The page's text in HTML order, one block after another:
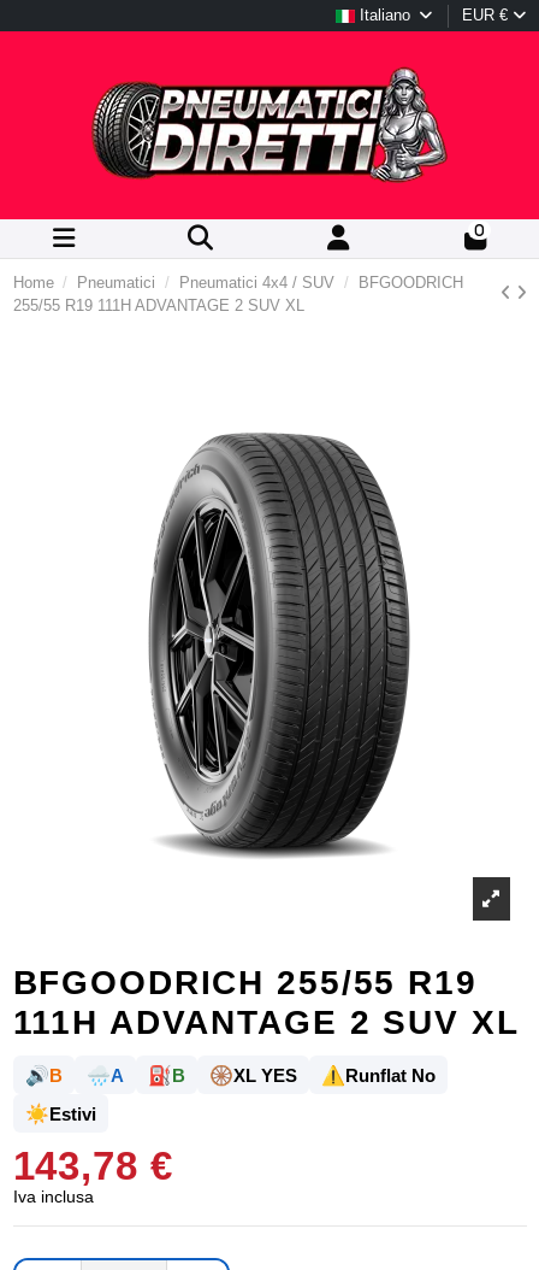
Italiano EUR €
0
Home Pneumatici Pneumatici 4x4 / SUV
BFGOODRICH
255/55 R19 111H ADVANTAGE 2 SUV XL
BFGOODRICH 255/55 R19
111H ADVANTAGE 2 SUV XL
🔊B 🌧️A ⛽B 🛞XL YES ⚠️Runflat No
☀️Estivi
143,78 €
Iva inclusa